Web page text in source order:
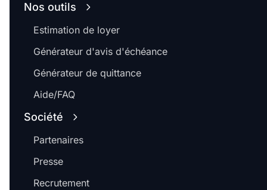
Nos outils
Estimation de loyer
Générateur d'avis d'échéance
Générateur de quittance
Aide/FAQ
Société
Partenaires
Presse
Recrutement